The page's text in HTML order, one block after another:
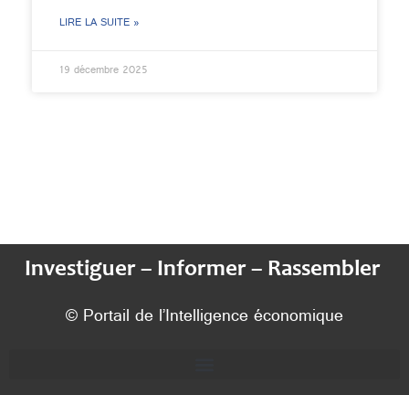
LIRE LA SUITE »
19 décembre 2025
Investiguer – Informer – Rassembler
© Portail de l’Intelligence économique